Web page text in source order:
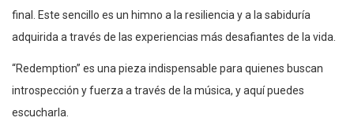
final. Este sencillo es un himno a la resiliencia y a la sabiduría
adquirida a través de las experiencias más desafiantes de la vida.
“Redemption” es una pieza indispensable para quienes buscan
introspección y fuerza a través de la música, y aquí puedes
escucharla.